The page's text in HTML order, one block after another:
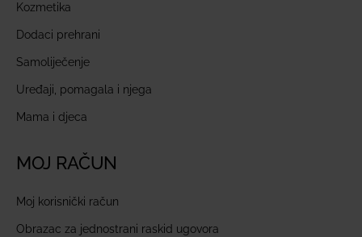
Kozmetika
Dodaci prehrani
Samoliječenje
Uređaji, pomagala i njega
Mama i djeca
MOJ RAČUN
Moj korisnički račun
Obrazac za jednostrani raskid ugovora